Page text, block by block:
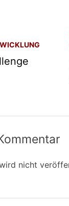
nicht